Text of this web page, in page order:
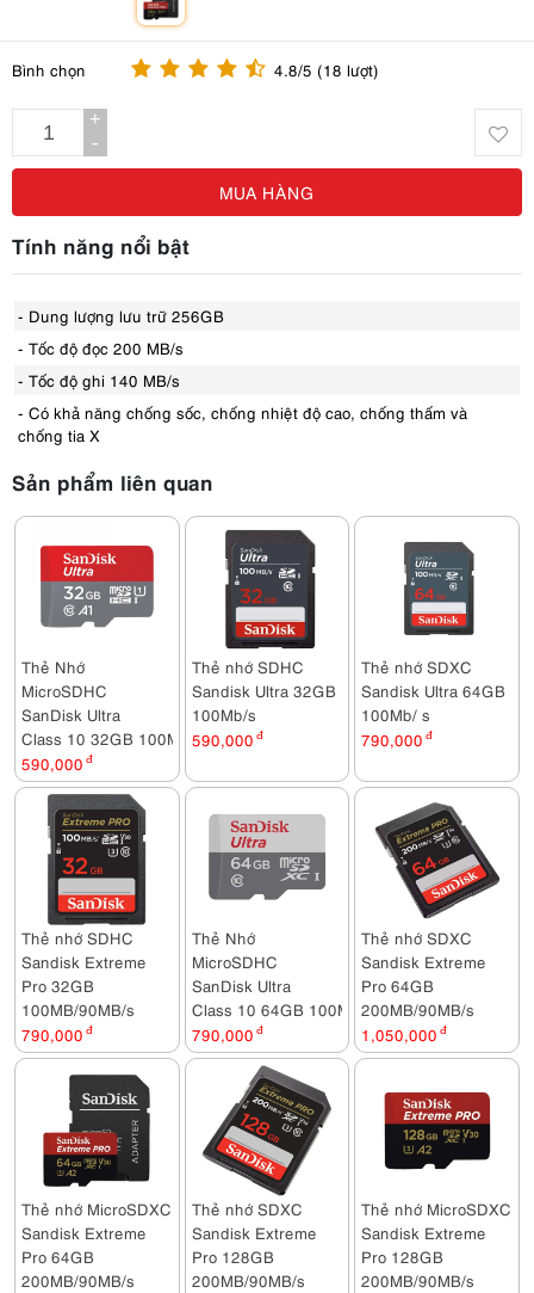
Bình chọn 4.8/5 (18 lượt)
+
-
MUA HÀNG
Tính năng nổi bật
- Dung lượng lưu trữ 256GB
- Tốc độ đọc 200 MB/s
- Tốc độ ghi 140 MB/s
- Có khả năng chống sốc, chống nhiệt độ cao, chống thấm và
chống tia X
Sản phẩm liên quan
Thẻ Nhớ
MicroSDHC
SanDisk Ultra
Class 10 32GB 100MB/s
590,000 đ
Thẻ nhớ SDHC
Sandisk Ultra 32GB
100Mb/s
590,000 đ
Thẻ nhớ SDXC
Sandisk Ultra 64GB
100Mb/ s
790,000 đ
Thẻ nhớ SDHC
Sandisk Extreme
Pro 32GB
100MB/90MB/s
790,000 đ
Thẻ Nhớ
MicroSDHC
SanDisk Ultra
Class 10 64GB 100MB/s
790,000 đ
Thẻ nhớ SDXC
Sandisk Extreme
Pro 64GB
200MB/90MB/s
1,050,000 đ
Thẻ nhớ MicroSDXC
Sandisk Extreme
Pro 64GB
200MB/90MB/s
Thẻ nhớ SDXC
Sandisk Extreme
Pro 128GB
200MB/90MB/s
Thẻ nhớ MicroSDXC
Sandisk Extreme
Pro 128GB
200MB/90MB/s